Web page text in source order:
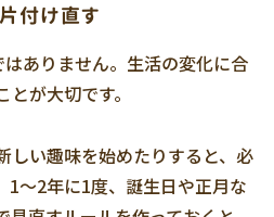
付け直す
ありません。生活の変化に合
が大切です。
しい趣味を始めたりすると、必
1〜2年に1度、誕生日や正月な